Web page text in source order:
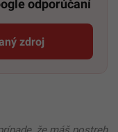
odporúčaní
zdroj
odkaz sa otvorí v